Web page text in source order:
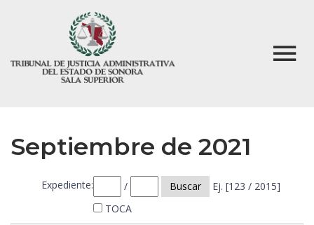
Septiembre de 2021
Expediente: / Buscar
Ej. [123 / 2015]
TOCA